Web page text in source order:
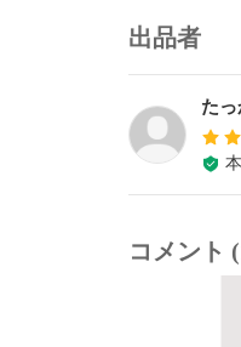
出品者
た
コメント